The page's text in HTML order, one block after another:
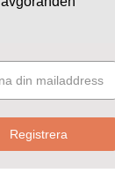
Registrera